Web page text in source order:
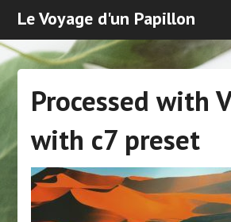
Le Voyage d'un Papillon
Processed with
with c7 preset